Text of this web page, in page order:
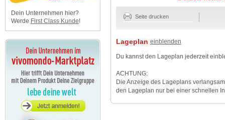
Dein Unternehmen hier?
Werde First Class Kunde!
Seite drucken
Lageplan einblenden
Du kannst den Lageplan jederzeit
ACHTUNG:
Die Anzeige des Lageplans
den Lageplan nur bei einer schnellen